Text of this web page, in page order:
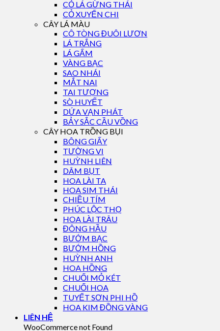
CỎ LÁ GỪNG THÁI
CỎ XUYẾN CHI
CÂY LÁ MÀU
CÔ TÒNG ĐUÔI LƯƠN
LÁ TRẮNG
LÁ GẤM
VÀNG BẠC
SAO NHÁI
MẮT NAI
TAI TƯỢNG
SÒ HUYẾT
DỨA VẠN PHÁT
BẢY SẮC CẦU VỒNG
CÂY HOA TRỒNG BỤI
BÔNG GIẤY
TƯỜNG VI
HUỲNH LIÊN
DÂM BỤT
HOA LÀI TA
HOA SIM THÁI
CHIỀU TÍM
PHÚC LỘC THỌ
HOA LÀI TRÂU
ĐÔNG HẦU
BƯỚM BẠC
BƯỚM HỒNG
HUỲNH ANH
HOA HỒNG
CHUỐI MỎ KÉT
CHUỐI HOA
TUYẾT SƠN PHI HỒ
HOA KIM ĐỒNG VÀNG
LIÊN HỆ
WooCommerce not Found